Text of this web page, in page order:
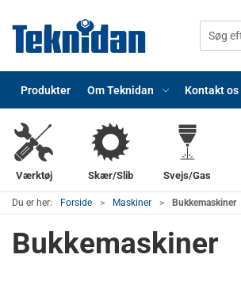
Produkter Om Teknidan Kontakt os
Værktøj Skær/Slib Svejs/Gas
Du er her: Forside Maskiner Bukkemaskiner
Bukkemaskiner